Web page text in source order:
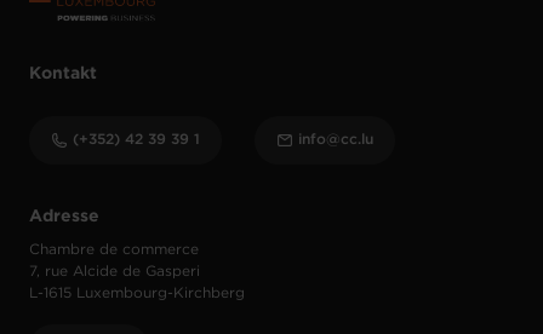
Adresse
Chambre de commerce
7, rue Alcide de Gasperi
L-1615 Luxembourg-Kirchberg
Kontakt
(+352) 42 39 39 1 info@cc.lu